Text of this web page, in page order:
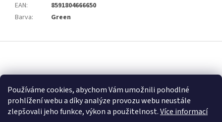
Používáme cookies, abychom Vám umožnili pohodlné
prohlížení webu a díky analýze provozu webu neustále
zlepšovali jeho funkce, výkon a použitelnost.Více informací
EAN:
8591804666650
Barva: Green
a
0KS /0 KČ